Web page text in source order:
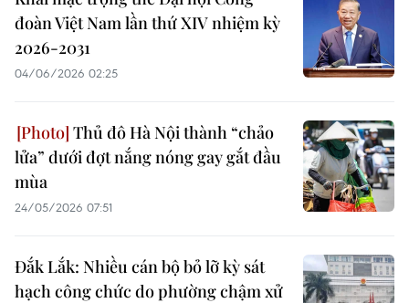
đoàn Việt Nam lần thứ XIV nhiệm kỳ
2026-2031
04/06/2026 02:25
Thủ đô Hà Nội thành “chảo
lửa” dưới đợt nắng nóng gay gắt đầu
mùa
24/05/2026 07:51
Đắk Lắk: Nhiều cán bộ bỏ lỡ kỳ sát
hạch công chức do phường chậm xử